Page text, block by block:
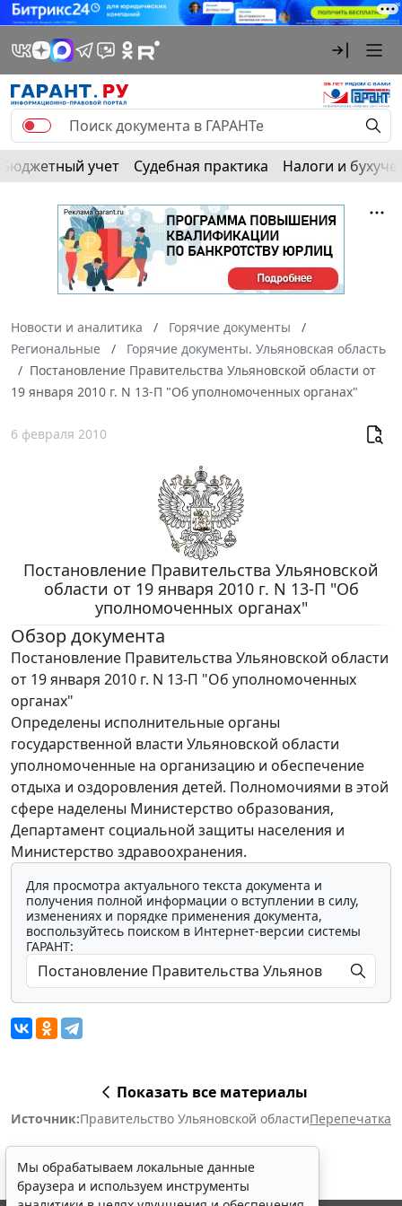
Бюджетный учет Судебная практика Налоги и
Новости и аналитика
Горячие документы
Региональные
Горячие документы. Ульяновская область
Постановление Правительства Ульяновской области от
19 января 2010 г. N 13-П "Об уполномоченных органах"
6 февраля 2010
Постановление Правительства Ульяновской
области от 19 января 2010 г. N 13-П "Об
уполномоченных органах"
Обзор документа
Постановление Правительства Ульяновской области
от 19 января 2010 г. N 13-П "Об уполномоченных
органах"
Определены исполнительные органы
государственной власти Ульяновской области
уполномоченные на организацию и обеспечение
отдыха и оздоровления детей. Полномочиями в этой
сфере наделены Министерство образования,
Департамент социальной защиты населения и
Министерство здравоохранения.
Для просмотра актуального текста документа и
получения полной информации о вступлении в силу,
изменениях и порядке применения документа,
воспользуйтесь поиском в Интернет-версии системы
ГАРАНТ:
Показать все материалы
Источник:Правительство Ульяновской областиПерепечатка
Мы обрабатываем локальные данные
браузера и используем инструменты